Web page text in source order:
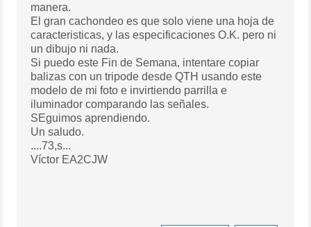
manera.
El gran cachondeo es que solo viene una hoja de
caracteristicas, y las especificaciones O.K. pero ni
un dibujo ni nada.
Si puedo este Fin de Semana, intentare copiar
balizas con un tripode desde QTH usando este
modelo de mi foto e invirtiendo parrilla e
iluminador comparando las señales.
SEguimos aprendiendo.
Un saludo.
....73,s...
Víctor EA2CJW